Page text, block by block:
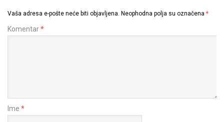
Vaša adresa e-pošte neće biti objavljena. Neophodna polja su označena *
Komentar*
Ime *